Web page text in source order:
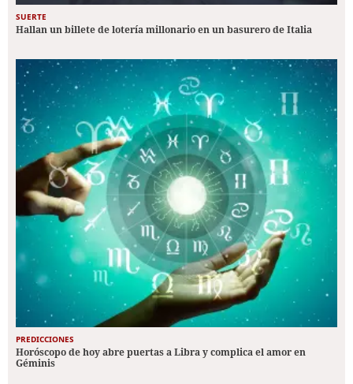
SUERTE
Hallan un billete de lotería millonario en un basurero de Italia
PREDICCIONES
Horóscopo de hoy abre puertas a Libra y complica el amor en
Géminis